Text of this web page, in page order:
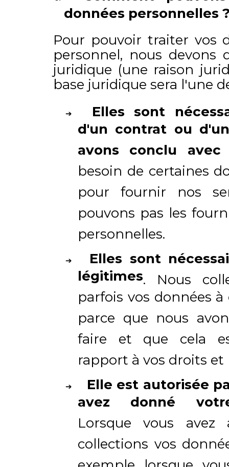
données personnelles
Pour pouvoir traiter vos
personnel, nous devons
juridique (une raison
base juridique sera l'une
Elles sont
d'un contrat ou
avons conclu avec
besoin de certaines
pour fournir nos
pouvons pas les
personnelles.
Elles sont
légitimes. Nous
parfois vos données
parce que nous
faire et que cela
rapport à vos droits et
Elle est autorisée
avez donné
Lorsque vous avez
collections vos